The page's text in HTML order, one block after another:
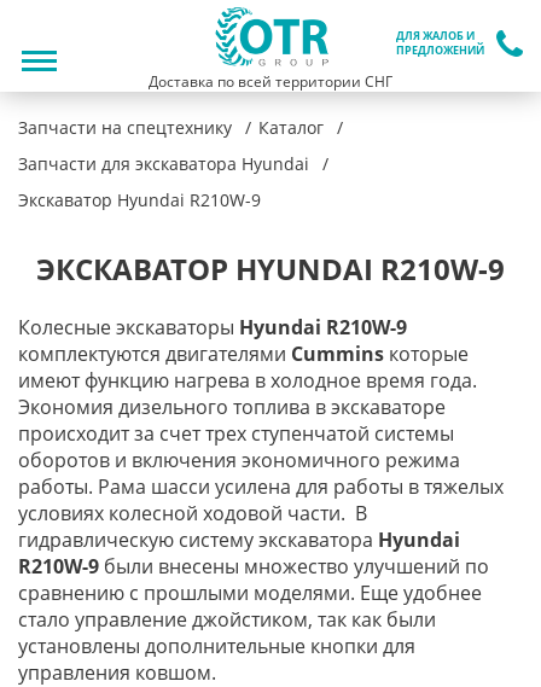
ДЛЯ ЖАЛОБ И
ПРЕДЛОЖЕНИЙ
Доставка по всей территории СНГ
Запчасти на спецтехнику
Каталог
Запчасти для экскаватора Hyundai
Экскаватор Hyundai R210W-9
ЭКСКАВАТОР HYUNDAI R210W-9
Колесные экскаваторы Hyundai R210W-9
комплектуются двигателями Cummins которые
имеют функцию нагрева в холодное время года.
Экономия дизельного топлива в экскаваторе
происходит за счет трех ступенчатой системы
оборотов и включения экономичного режима
работы. Рама шасси усилена для работы в тяжелых
условиях колесной ходовой части. В
гидравлическую систему экскаватора Hyundai
R210W-9 были внесены множество улучшений по
сравнению с прошлыми моделями. Еще удобнее
стало управление джойстиком, так как были
установлены дополнительные кнопки для
управления ковшом.